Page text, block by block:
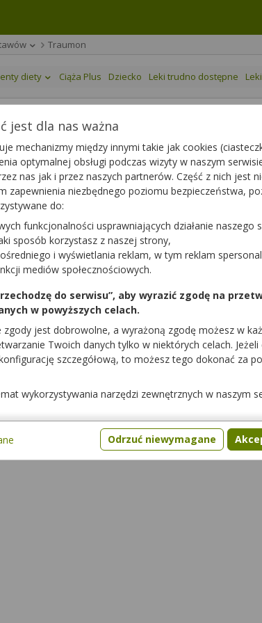
Traumon
diety Ciąża Plus Dziecko Leki trudno dostępne
mg/g
Opakowanie
50 g
z żywnością Pytania Gdzie kupić lek
jest dla nas ważna
mechanizmy między innymi takie jak cookies
optymalnej obsługi podczas wizyty w naszym
nas jak i przez naszych partnerów. Część z nich jest
zapewnienia niezbędnego poziomu bezpieczeństwa,
do:
funkcjonalności usprawniających działanie naszego
sposób korzystasz z naszej strony,
i wyświetlania reklam, w tym reklam
mediów społecznościowych.
do serwisu”, aby wyrazić zgodę na
w powyższych celach.
zgody jest dobrowolne, a wyrażoną zgodę możesz w
Twoich danych tylko w niektórych celach.
szczegółową, to możesz tego dokonać za
wykorzystywania narzędzi zewnętrznych w naszym
Odrzuć niewymagane